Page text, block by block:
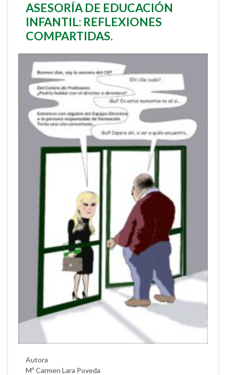
ASESORÍA DE EDUCACIÓN
INFANTIL: REFLEXIONES
COMPARTIDAS.
Autora
Mª Carmen Lara Poveda